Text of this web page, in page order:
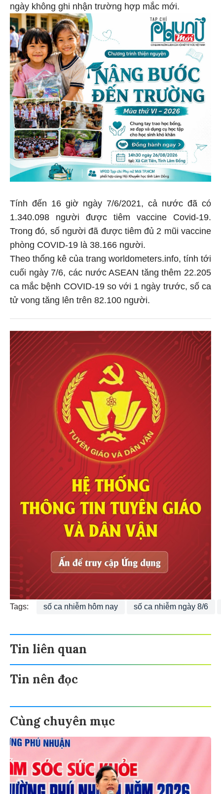
ngày không ghi nhận trường hợp mắc mới.
Tính đến 16 giờ ngày 7/6/2021, cả nước đã có
1.340.098 người được tiêm vaccine Covid-19.
Trong đó, số người đã được tiêm đủ 2 mũi vaccine
phòng COVID-19 là 38.166 người.
Theo thống kê của trang worldometers.info, tính tới
cuối ngày 7/6, các nước ASEAN tăng thêm 22.205
ca mắc bệnh COVID-19 so với 1 ngày trước, số ca
tử vong tăng lên trên 82.100 người.
Tags: số ca nhiễm hôm nay số ca nhiễm ngày 8/6
Tin liên quan
Tin nên đọc
Cùng chuyên mục